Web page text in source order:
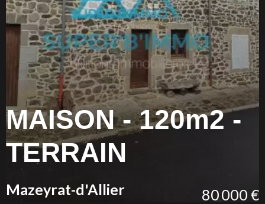
MAISON - 120m2 -
TERRAIN
Mazeyrat-d'Allier 80 000 €